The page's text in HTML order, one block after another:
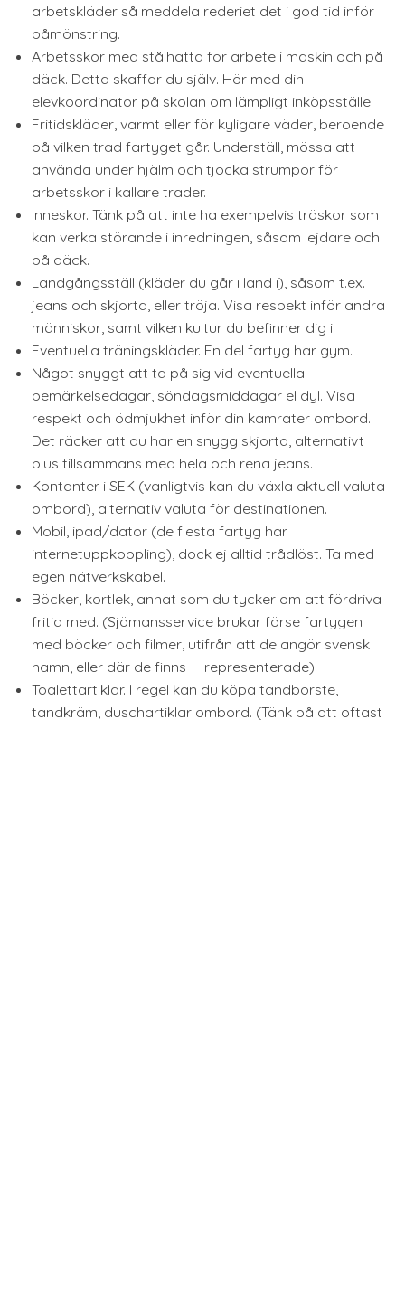
arbetskläder så meddela rederiet det i god tid inför
påmönstring.
Arbetsskor med stålhätta för arbete i maskin och på
däck. Detta skaffar du själv. Hör med din
elevkoordinator på skolan om lämpligt inköpsställe.
Fritidskläder, varmt eller för kyligare väder, beroende
på vilken trad fartyget går. Underställ, mössa att
använda under hjälm och tjocka strumpor för
arbetsskor i kallare trader.
Inneskor. Tänk på att inte ha exempelvis träskor som
kan verka störande i inredningen, såsom lejdare och
på däck.
Landgångsställ (kläder du går i land i), såsom t.ex.
jeans och skjorta, eller tröja. Visa respekt inför andra
människor, samt vilken kultur du befinner dig i.
Eventuella träningskläder. En del fartyg har gym.
Något snyggt att ta på sig vid eventuella
bemärkelsedagar, söndagsmiddagar el dyl. Visa
respekt och ödmjukhet inför din kamrater ombord.
Det räcker att du har en snygg skjorta, alternativt
blus tillsammans med hela och rena jeans.
Kontanter i SEK (vanligtvis kan du växla aktuell valuta
ombord), alternativ valuta för destinationen.
Mobil, ipad/dator (de flesta fartyg har
internetuppkoppling), dock ej alltid trådlöst. Ta med
egen nätverkskabel.
Böcker, kortlek, annat som du tycker om att fördriva
fritid med. (Sjömansservice brukar förse fartygen
med böcker och filmer, utifrån att de angör svensk
hamn, eller där de finns representerade).
Toalettartiklar. I regel kan du köpa tandborste,
tandkräm, duschartiklar ombord. (Tänk på att oftast